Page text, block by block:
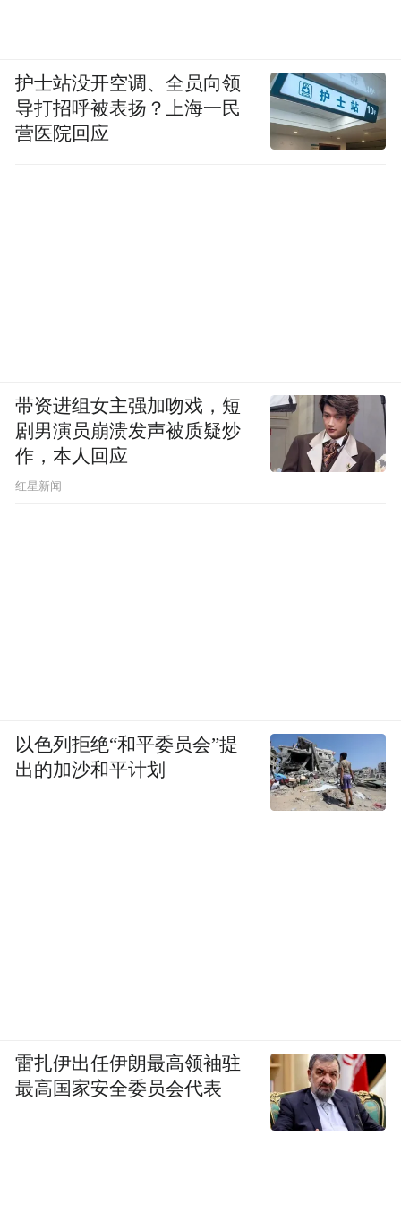
护士站没开空调、全员向领
导打招呼被表扬？上海一民
营医院回应
带资进组女主强加吻戏，短
剧男演员崩溃发声被质疑炒
作，本人回应
​红星新闻
以色列拒绝“和平委员会”提
出的加沙和平计划
雷扎伊出任伊朗最高领袖驻
最高国家安全委员会代表